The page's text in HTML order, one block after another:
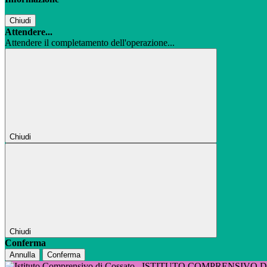
Chiudi
Attendere...
Attendere il completamento dell'operazione...
Chiudi
Chiudi
Conferma
Annulla Conferma